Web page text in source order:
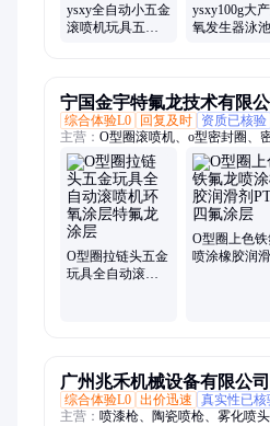
ysxy全自动小五金
滚喷机玩具五金
ysxy100g大
氧发生器泳池
宁国金宇特氟龙技术有限公
综合体验L0
回复及时 资质已核验
主营： O型圈滚喷机、o型密封圈、
O型圈拉链头五金
玩具全自动滚喷
O型圈上色
喷涂橡胶润滑
广州兆禾机械设备有限公司
综合体验L0 出价迅速 真实性已核
主营： 喷漆枪、陶瓷喷枪、雾化喷